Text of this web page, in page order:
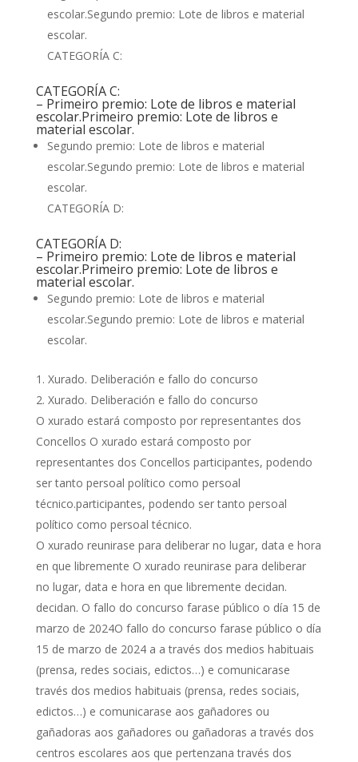
escolar.Segundo premio: Lote de libros e material
escolar.
CATEGORÍA C:
CATEGORÍA C:
– Primeiro premio: Lote de libros e material
escolar.Primeiro premio: Lote de libros e
material escolar.
Segundo premio: Lote de libros e material
escolar.Segundo premio: Lote de libros e material
escolar.
CATEGORÍA D:
CATEGORÍA D:
– Primeiro premio: Lote de libros e material
escolar.Primeiro premio: Lote de libros e
material escolar.
Segundo premio: Lote de libros e material
escolar.Segundo premio: Lote de libros e material
escolar.
Xurado. Deliberación e fallo do concurso
Xurado. Deliberación e fallo do concurso
O xurado estará composto por representantes dos
Concellos O xurado estará composto por
representantes dos Concellos participantes, podendo
ser tanto persoal político como persoal
técnico.participantes, podendo ser tanto persoal
político como persoal técnico.
O xurado reunirase para deliberar no lugar, data e hora
en que libremente O xurado reunirase para deliberar
no lugar, data e hora en que libremente decidan.
decidan. O fallo do concurso farase público o día 15 de
marzo de 2024O fallo do concurso farase público o día
15 de marzo de 2024 a a través dos medios habituais
(prensa, redes sociais, edictos…) e comunicarase
través dos medios habituais (prensa, redes sociais,
edictos…) e comunicarase aos gañadores ou
gañadoras aos gañadores ou gañadoras a través dos
centros escolares aos que pertenzana través dos